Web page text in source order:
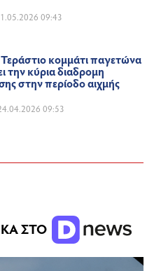
09:43
κομμάτι παγετώνα
την κύρια διαδρομη
στην περίοδο αιχμής
09:53
ΣΤΟ